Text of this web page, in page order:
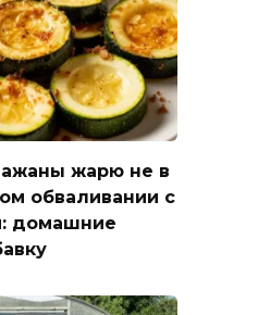
жарю не в
обваливании с
домашние